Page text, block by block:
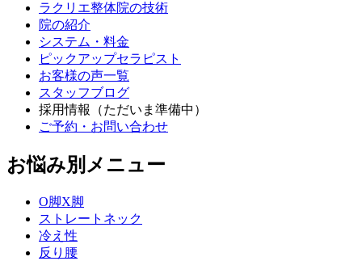
ラクリエ整体院の技術
院の紹介
システム・料金
ピックアップセラピスト
お客様の声一覧
スタッフブログ
採用情報（ただいま準備中）
ご予約・お問い合わせ
お悩み別メニュー
O脚X脚
ストレートネック
冷え性
反り腰